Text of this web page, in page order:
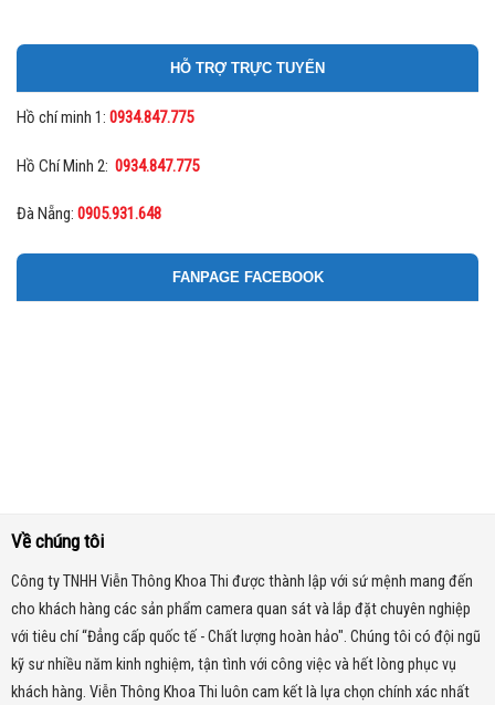
HỖ TRỢ TRỰC TUYẾN
Hồ chí minh 1: 0934.847.775
Hồ Chí Minh 2: 0934.847.775
Đà Nẵng: 0905.931.648
FANPAGE FACEBOOK
Về chúng tôi
Công ty TNHH Viễn Thông Khoa Thi được thành lập với sứ mệnh mang đến
cho khách hàng các sản phẩm camera quan sát và lắp đặt chuyên nghiệp
với tiêu chí “Đẳng cấp quốc tế - Chất lượng hoàn hảo". Chúng tôi có đội ngũ
kỹ sư nhiều năm kinh nghiệm, tận tình với công việc và hết lòng phục vụ
khách hàng. Viễn Thông Khoa Thi luôn cam kết là lựa chọn chính xác nhất